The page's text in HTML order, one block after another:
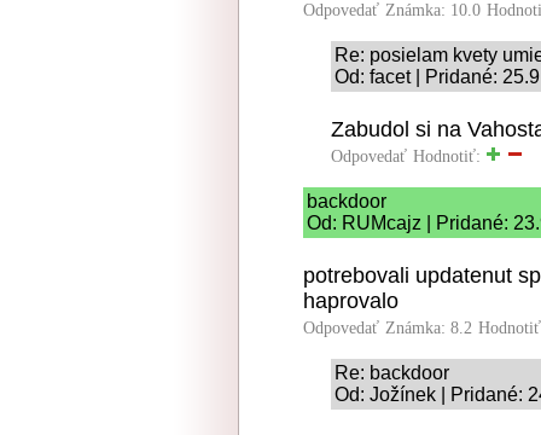
Odpovedať Známka: 10.0
Re: posielam kvety
Od: facet | Pridané:
Zabudol si na
Odpovedať Hodnotiť:
backdoor
Od: RUMcajz | Pridané:
potrebovali updatenut
haprovalo
Odpovedať Známka: 8.2
Re: backdoor
Od: Jožínek | Pridané: